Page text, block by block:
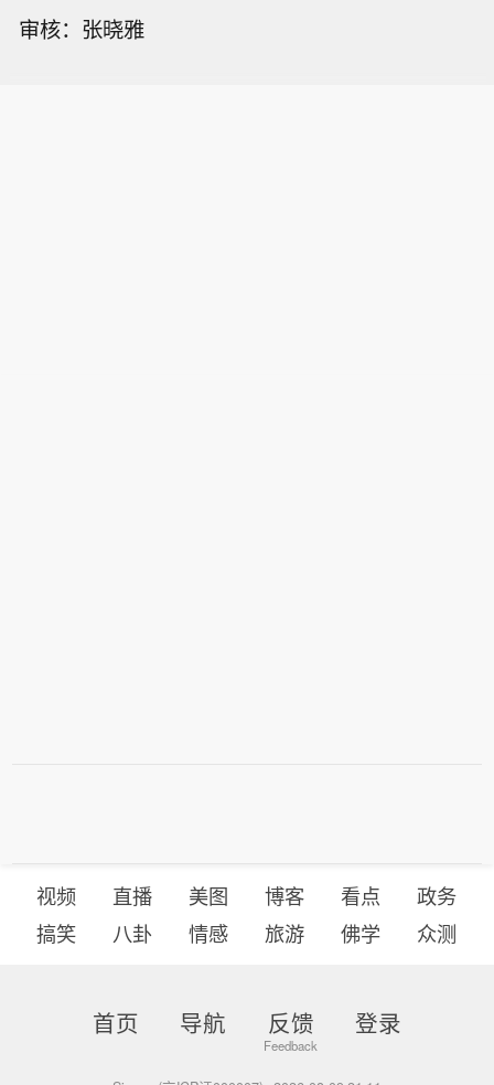
审核：张晓雅
视频 直播 美图 博客 看点
政务
搞笑
八卦 情感 旅游 佛学 众测
首页 导航 反馈 登录